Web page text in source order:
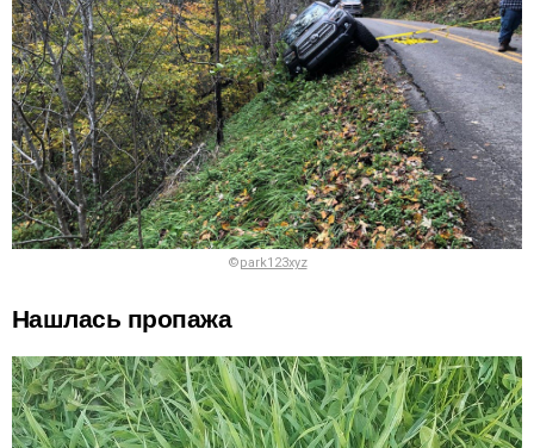
©park123xyz
Нашлась пропажа